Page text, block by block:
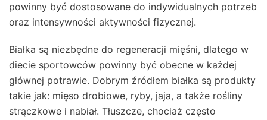
powinny być dostosowane do indywidualnych potrzeb
oraz intensywności aktywności fizycznej.
Białka są niezbędne do regeneracji mięśni, dlatego w
diecie sportowców powinny być obecne w każdej
głównej potrawie. Dobrym źródłem białka są produkty
takie jak: mięso drobiowe, ryby, jaja, a także rośliny
strączkowe i nabiał. Tłuszcze, chociaż często